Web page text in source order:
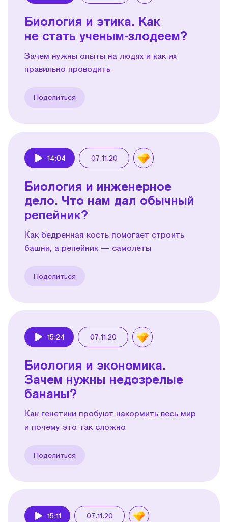
Биология и этика. Как
не стать ученым-злодеем?
Зачем нужны опыты на людях и как их
правильно проводить
Поделиться
14:04 07.11.20
Биология и инженерное
дело. Что нам дал обычный
репейник?
Как бедренная кость помогает строить
башни, а репейник — самолеты
Поделиться
15:24 07.11.20
Биология и экономика.
Зачем нужны недозрелые
бананы?
Как генетики пробуют накормить весь мир
и почему это так сложно
Поделиться
15:11 07.11.20